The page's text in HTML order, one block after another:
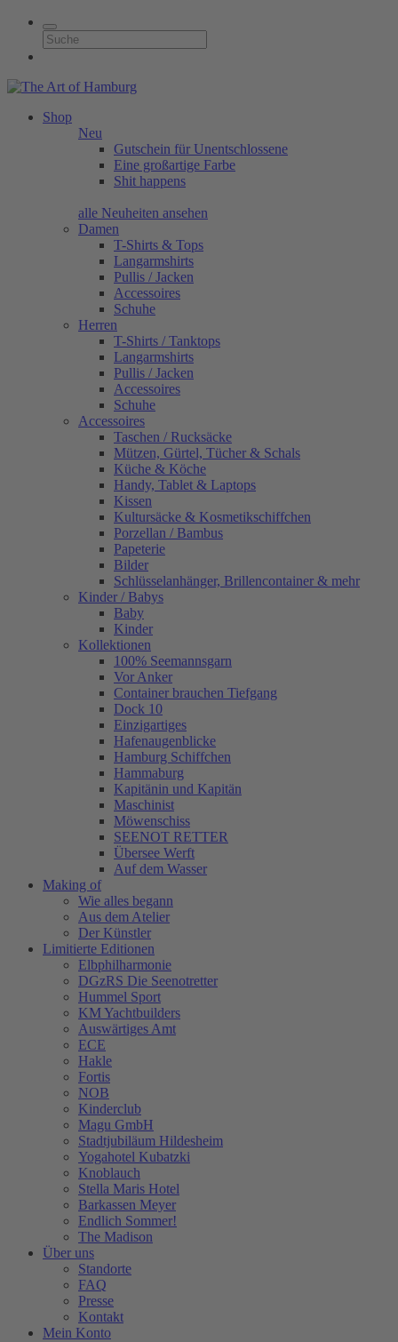
Shop
Neu
Gutschein für Unentschlossene
Eine großartige Farbe
Shit happens
alle Neuheiten ansehen
Damen
T-Shirts & Tops
Langarmshirts
Pullis / Jacken
Accessoires
Schuhe
Herren
T-Shirts / Tanktops
Langarmshirts
Pullis / Jacken
Accessoires
Schuhe
Accessoires
Taschen / Rucksäcke
Mützen, Gürtel, Tücher & Schals
Küche & Köche
Handy, Tablet & Laptops
Kissen
Kultursäcke & Kosmetikschiffchen
Porzellan / Bambus
Papeterie
Bilder
Schlüsselanhänger, Brillencontainer & mehr
Kinder / Babys
Baby
Kinder
Kollektionen
100% Seemannsgarn
Vor Anker
Container brauchen Tiefgang
Dock 10
Einzigartiges
Hafenaugen­blicke
Hamburg Schiffchen
Hammaburg
Kapitänin und Kapitän
Maschinist
Möwenschiss
SEENOT RETTER
Übersee Werft
Auf dem Wasser
Making of
Wie alles begann
Aus dem Atelier
Der Künstler
Limitierte Editionen
Elbphilharmonie
DGzRS Die Seenotretter
Hummel Sport
KM Yachtbuilders
Auswärtiges Amt
ECE
Hakle
Fortis
NOB
Kinderclub
Magu GmbH
Stadtjubiläum Hildesheim
Yogahotel Kubatzki
Knoblauch
Stella Maris Hotel
Barkassen Meyer
Endlich Sommer!
The Madison
Über uns
Standorte
FAQ
Presse
Kontakt
Mein Konto